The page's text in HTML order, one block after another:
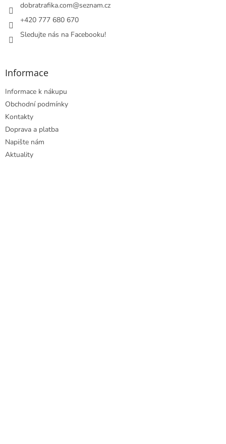
dobratrafika.com@seznam.cz
+420 777 680 670
Sledujte nás na Facebooku!
Informace
Informace k nákupu
Obchodní podmínky
Kontakty
Doprava a platba
Napište nám
Aktuality